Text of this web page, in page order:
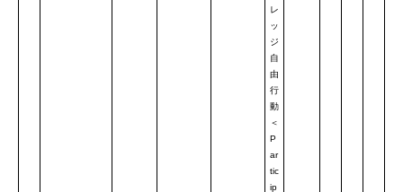
レ
ッ
ジ
自
由
行
動
＜
P
ar
tic
ip